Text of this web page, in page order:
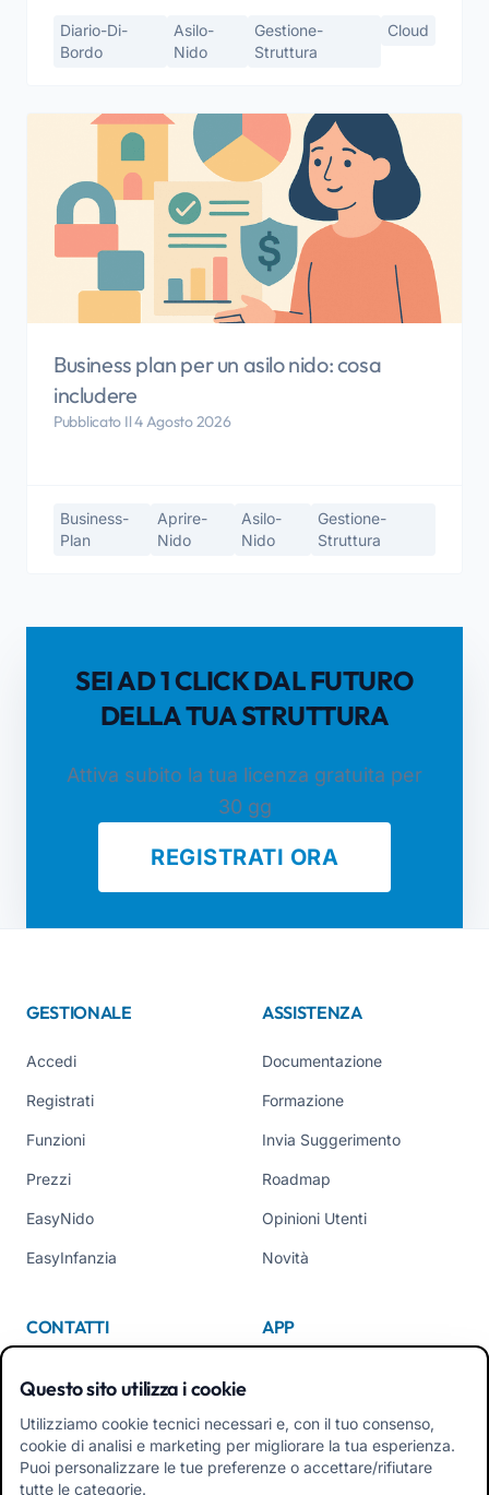
Diario-Di-
Bordo
Asilo-
Nido
Gestione-
Struttura
Cloud
Business plan per un asilo nido: cosa
includere
Pubblicato Il 4 Agosto 2026
Business-
Plan
Aprire-
Nido
Asilo-
Nido
Gestione-
Struttura
SEI AD 1 CLICK DAL FUTURO
DELLA TUA STRUTTURA
Attiva subito la tua licenza gratuita per
30 gg
REGISTRATI ORA
GESTIONALE
Accedi
Registrati
Funzioni
Prezzi
EasyNido
EasyInfanzia
ASSISTENZA
Documentazione
Formazione
Invia Suggerimento
Roadmap
Opinioni Utenti
Novità
CONTATTI
Contattaci
Tel +39 02 84152514
APP
Questo sito utilizza i cookie
Utilizziamo cookie tecnici necessari e, con il tuo consenso,
cookie di analisi e marketing per migliorare la tua esperienza.
Puoi personalizzare le tue preferenze o accettare/rifiutare
tutte le categorie.